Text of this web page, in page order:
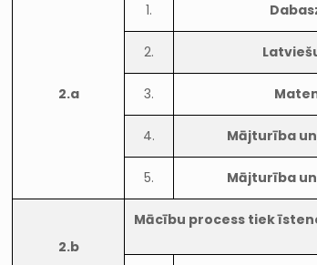
2.a
1.
2.
3.
4. Mājturība
5. Mājturība
2.b
Mācību process tiek